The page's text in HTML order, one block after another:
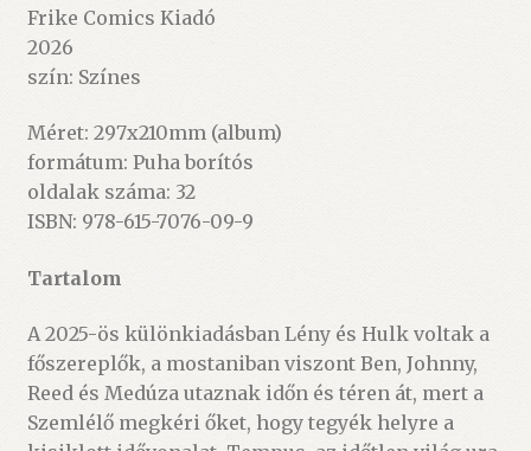
Frike Comics Kiadó
2026
szín: Színes
Méret: 297x210mm (album)
formátum: Puha borítós
oldalak száma: 32
ISBN: 978-615-7076-09-9
Tartalom
A 2025-ös különkiadásban Lény és Hulk voltak a
főszereplők, a mostaniban viszont Ben, Johnny,
Reed és Medúza utaznak időn és téren át, mert a
Szemlélő megkéri őket, hogy tegyék helyre a